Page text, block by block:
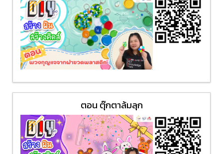
ตอน ตุ๊กตาล้มลุก